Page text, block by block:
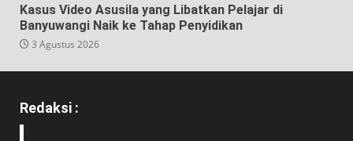
Kasus Video Asusila yang Libatkan Pelajar di
Banyuwangi Naik ke Tahap Penyidikan
3 Agustus 2026
Redaksi :